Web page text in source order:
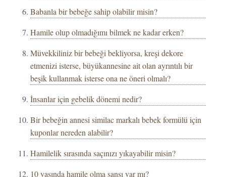
Babanla bir bebeğe sahip olabilir misin?
Hamile olup olmadığımı bilmek ne kadar erken?
Müvekkiliniz bir bebeği bekliyorsa, kreşi dekore
etmenizi isterse, büyükannesine ait olan ayrıntılı bir
beşik kullanmak isterse ona ne öneri olmalı?
İnsanlar için gebelik dönemi nedir?
Bir bebeğin annesi similac markalı bebek formülü için
kuponlar nereden alabilir?
Hamilelik sırasında saçınızı yıkayabilir misin?
10 yaşında hamile olma şansı var mı?